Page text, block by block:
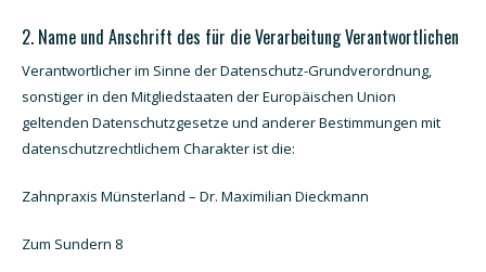
2. Name und Anschrift des für die Verarbeitung Verantwortlichen
Verantwortlicher im Sinne der Datenschutz-Grundverordnung,
sonstiger in den Mitgliedstaaten der Europäischen Union
geltenden Datenschutzgesetze und anderer Bestimmungen mit
datenschutzrechtlichem Charakter ist die:
Zahnpraxis Münsterland – Dr. Maximilian Dieckmann
Zum Sundern 8